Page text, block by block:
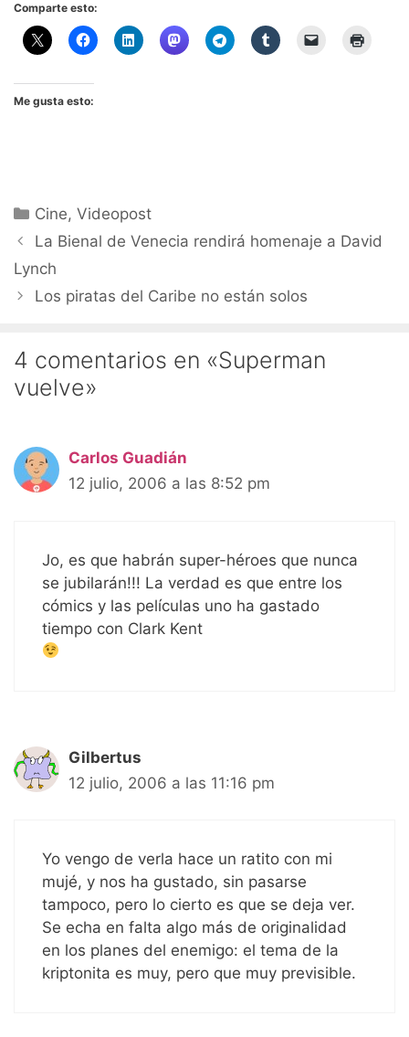
Comparte esto:
Me gusta esto:
Categorías
Cine,Videopost
La Bienal de Venecia rendirá homenaje a David
Lynch
Los piratas del Caribe no están solos
4 comentarios en «Superman
vuelve»
Carlos Guadián
12 julio, 2006 a las 8:52 pm
Jo, es que habrán super-héroes que nunca
se jubilarán!!! La verdad es que entre los
cómics y las películas uno ha gastado
tiempo con Clark Kent
Gilbertus
12 julio, 2006 a las 11:16 pm
Yo vengo de verla hace un ratito con mi
mujé, y nos ha gustado, sin pasarse
tampoco, pero lo cierto es que se deja ver.
Se echa en falta algo más de originalidad
en los planes del enemigo: el tema de la
kriptonita es muy, pero que muy previsible.